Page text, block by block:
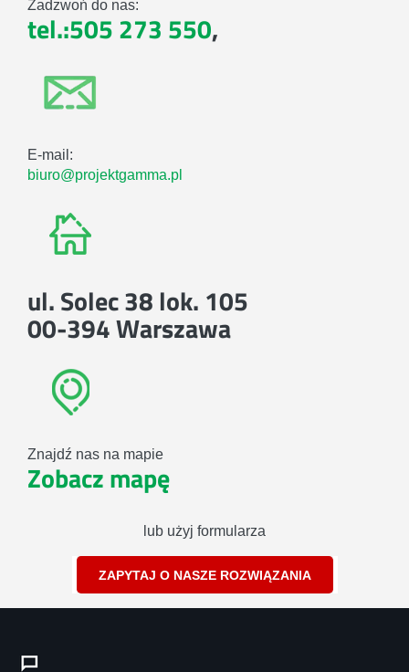
Zadzwoń do nas:
tel.:505 273 550,
E-mail:
biuro@projektgamma.pl
ul. Solec 38 lok. 105
00-394 Warszawa
Znajdź nas na mapie
Zobacz mapę
lub użyj formularza
ZAPYTAJ O NASZE ROZWIĄZANIA